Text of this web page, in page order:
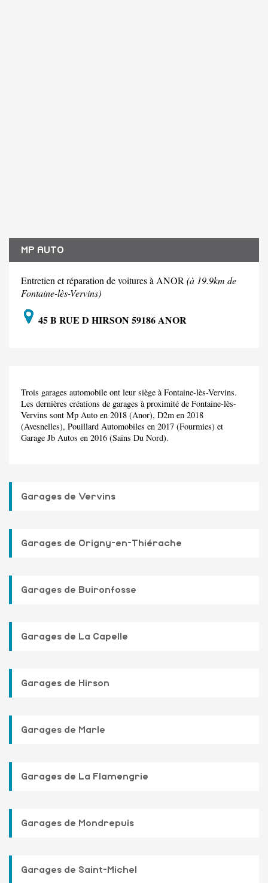
MP AUTO
Entretien et réparation de voitures à ANOR (à 19.9km de
Fontaine-lès-Vervins)
45 B RUE D HIRSON 59186 ANOR
Trois garages automobile ont leur siège à Fontaine-lès-Vervins.
Les dernières créations de garages à proximité de Fontaine-lès-
Vervins sont Mp Auto en 2018 (Anor), D2m en 2018
(Avesnelles), Pouillard Automobiles en 2017 (Fourmies) et
Garage Jb Autos en 2016 (Sains Du Nord).
Garages de Vervins
Garages de Origny-en-Thiérache
Garages de Buironfosse
Garages de La Capelle
Garages de Hirson
Garages de Marle
Garages de La Flamengrie
Garages de Mondrepuis
Garages de Saint-Michel